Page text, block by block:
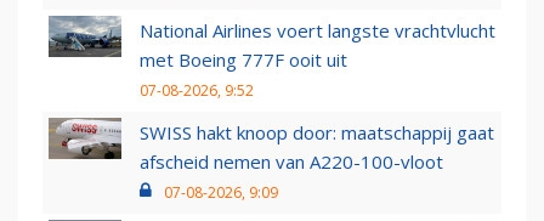
National Airlines voert langste vrachtvlucht
met Boeing 777F ooit uit
07-08-2026, 9:52
SWISS hakt knoop door: maatschappij gaat
afscheid nemen van A220-100-vloot
07-08-2026, 9:09